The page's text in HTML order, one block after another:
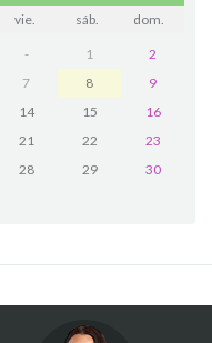
vie. sáb. dom.
- 1
2
7 8
9
14 15
16
21 22
23
28 29
30